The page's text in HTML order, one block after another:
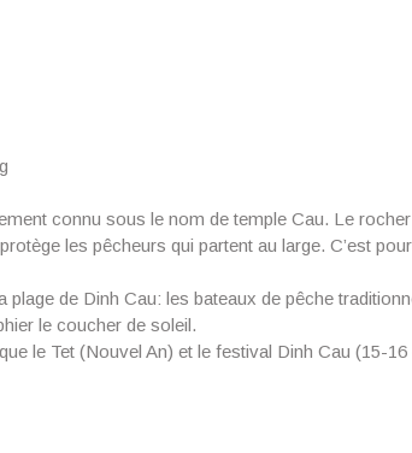
connu sous le nom de temple Cau. Le
les pêcheurs qui partent au large. C’est
de Dinh Cau: les bateaux de pêche
le coucher de soleil.
le Tet (Nouvel An) et le festival Dinh Cau (15-